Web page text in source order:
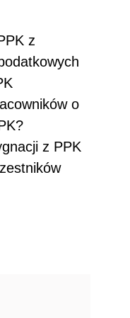
z
o
z PPK